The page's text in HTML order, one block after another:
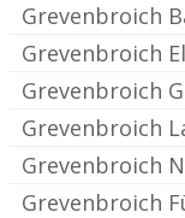
Grevenbroich
Grevenbroich
Grevenbroich
Grevenbroich
Grevenbroich
Grevenbroich